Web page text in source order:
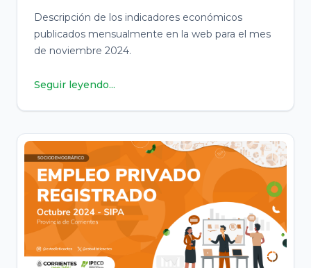
Descripción de los indicadores económicos
publicados mensualmente en la web para el mes
de noviembre 2024.
Seguir leyendo...